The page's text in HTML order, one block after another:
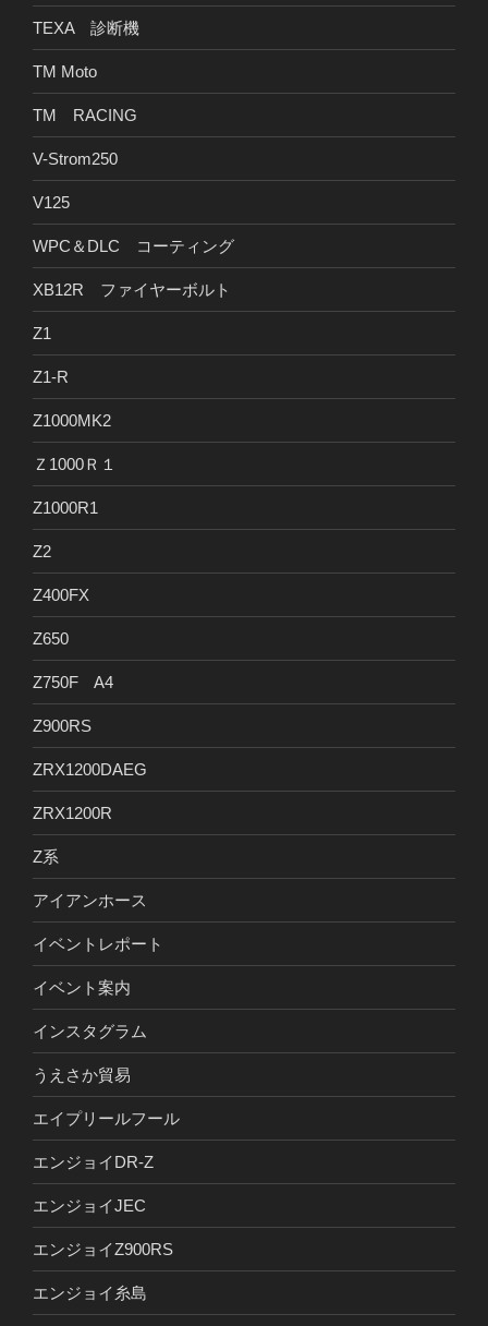
TEXA 診断機
TM Moto
TM RACING
V-Strom250
V125
WPC＆DLC コーティング
XB12R ファイヤーボルト
Z1
Z1-R
Z1000MK2
Ｚ1000Ｒ１
Z1000R1
Z2
Z400FX
Z650
Z750F A4
Z900RS
ZRX1200DAEG
ZRX1200R
Z系
アイアンホース
イベントレポート
イベント案内
インスタグラム
うえさか貿易
エイプリールフール
エンジョイDR-Z
エンジョイJEC
エンジョイZ900RS
エンジョイ糸島